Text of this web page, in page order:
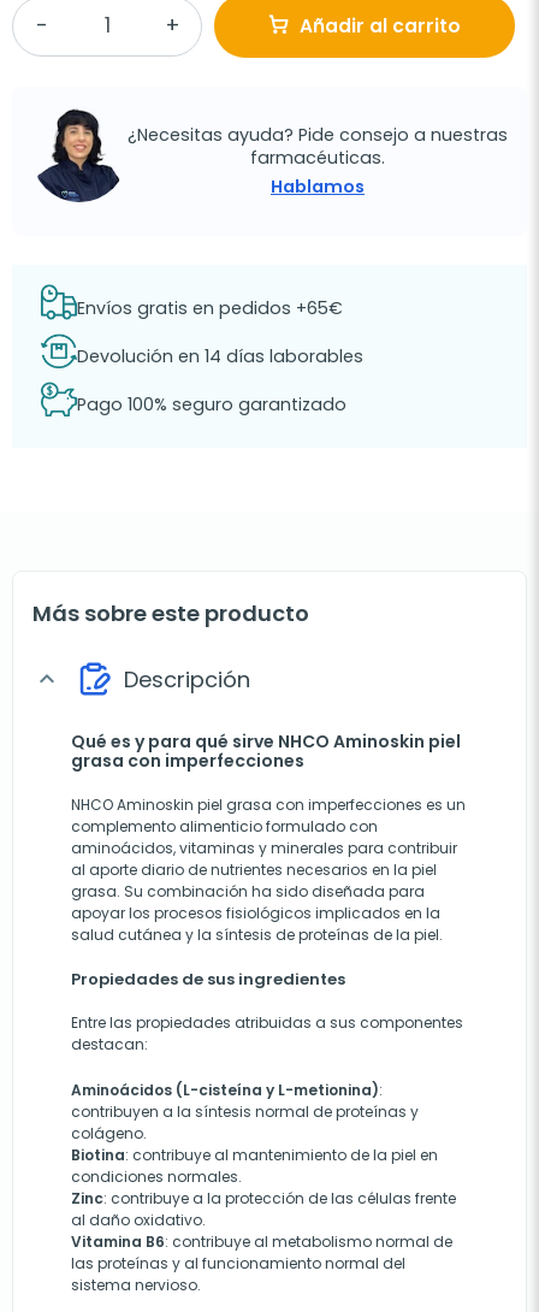
Añadir al carrito
¿Necesitas ayuda? Pide consejo a nuestras
farmacéuticas.
Hablamos
Envíos gratis en pedidos +65€
Devolución en 14 días laborables
Pago 100% seguro garantizado
Más sobre este producto
expand_more Descripción
Qué es y para qué sirve NHCO Aminoskin piel
grasa con imperfecciones
NHCO Aminoskin piel grasa con imperfecciones es un
complemento alimenticio formulado con
aminoácidos, vitaminas y minerales para contribuir
al aporte diario de nutrientes necesarios en la piel
grasa. Su combinación ha sido diseñada para
apoyar los procesos fisiológicos implicados en la
salud cutánea y la síntesis de proteínas de la piel.
Propiedades de sus ingredientes
Entre las propiedades atribuidas a sus componentes
destacan:
Aminoácidos (L-cisteína y L-metionina):
contribuyen a la síntesis normal de proteínas y
colágeno.
Biotina: contribuye al mantenimiento de la piel en
condiciones normales.
Zinc: contribuye a la protección de las células frente
al daño oxidativo.
Vitamina B6: contribuye al metabolismo normal de
las proteínas y al funcionamiento normal del
sistema nervioso.